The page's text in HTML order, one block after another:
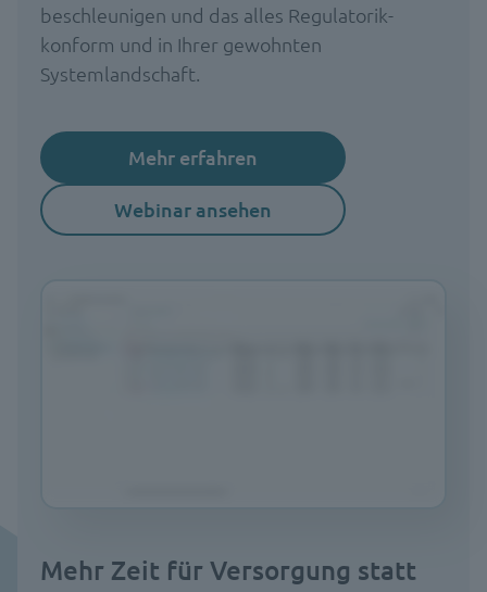
beschleunigen und das alles Regulatorik-
konform und in Ihrer gewohnten
Systemlandschaft.
Mehr erfahren
Webinar ansehen
Mehr Zeit für Versorgung statt